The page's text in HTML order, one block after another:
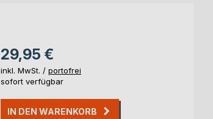
29,95 €
inkl. MwSt. / portofrei
sofort verfügbar
IN DEN WARENKORB